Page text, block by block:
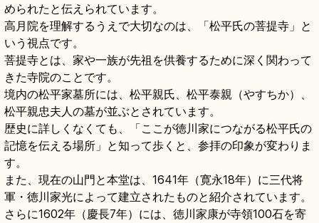
められたと伝えられています。
高月院を理解するうえで大切なのは、「松平氏の菩提寺」と
いう視点です。
菩提寺とは、家や一族が先祖を供養するために深く関わって
きた寺院のことです。
境内の松平家墓所には、松平親氏、松平泰親（やすちか）、
松平親忠夫人の墓が並ぶとされています。
歴史に詳しくなくても、「ここが徳川家につながる松平氏の
記憶を伝える場所」と知って歩くと、参拝の印象が変わりま
す。
また、現在の山門と本堂は、1641年（寛永18年）に三代将
軍・徳川家光によって建立されたものと紹介されています。
さらに1602年（慶長7年）には、徳川家康が寺領100石を寄